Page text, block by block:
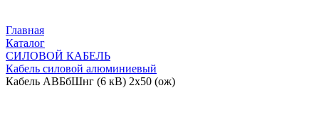
Главная
Каталог
СИЛОВОЙ КАБЕЛЬ
Кабель силовой алюминиевый
Кабель АВБбШнг (6 кВ) 2х50 (ож)